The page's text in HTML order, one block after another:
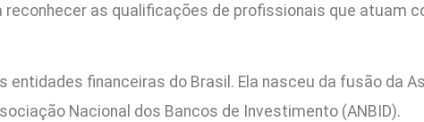
as qualificações de profissionais que atuam
entidades financeiras do Brasil. Ela nasceu da fusão da
Nacional dos Bancos de Investimento (ANBID).